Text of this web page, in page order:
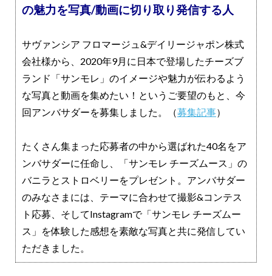
の魅力を写真/動画に切り取り発信する人
サヴァンシア フロマージュ&デイリージャポン株式
会社様から、2020年9月に日本で登場したチーズブ
ランド「サンモレ」のイメージや魅力が伝わるよう
な写真と動画を集めたい！というご要望のもと、今
回アンバサダーを募集しました。（募集記事）
たくさん集まった応募者の中から選ばれた40名をア
ンバサダーに任命し、「サンモレ チーズムース」の
バニラとストロベリーをプレゼント。アンバサダー
のみなさまには、テーマに合わせて撮影&コンテス
ト応募、そしてInstagramで「サンモレ チーズムー
ス」 を体験した感想を素敵な写真と共に発信してい
ただきました。